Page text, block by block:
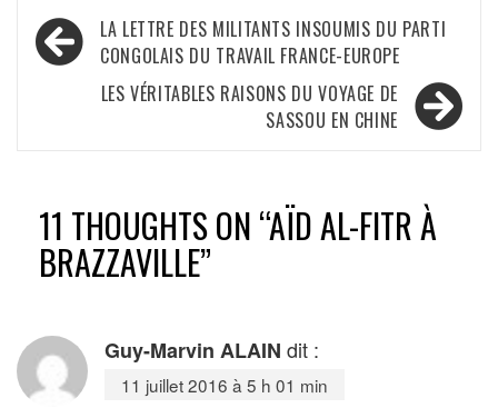
Navigation
de
l’article
LA LETTRE DES MILITANTS INSOUMIS DU PARTI
CONGOLAIS DU TRAVAIL FRANCE-EUROPE
LES VÉRITABLES RAISONS DU VOYAGE DE
SASSOU EN CHINE
11 THOUGHTS ON “AÏD AL-FITR À
BRAZZAVILLE”
Guy-Marvin ALAIN dit :
11 juillet 2016 à 5 h 01 min